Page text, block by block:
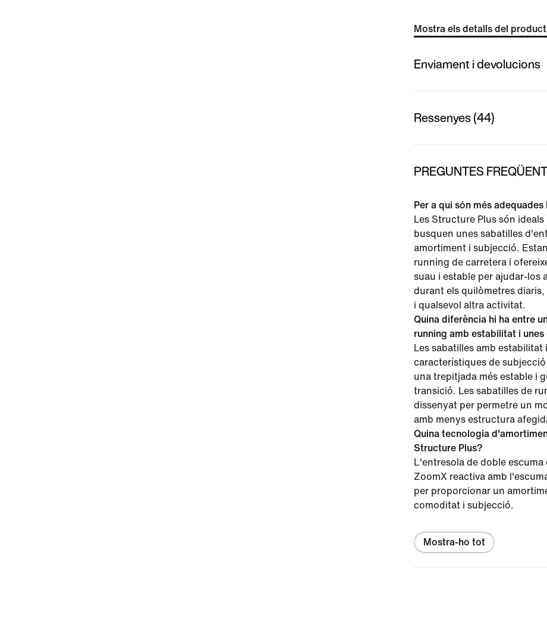
Mostra els detalls del
Enviament i devolucions
Ressenyes (44)
PREGUNTES
Per a qui són més
Les Structure Plus són
busquen unes sabatilles
amortiment i subjecció.
running de carretera i
suau i estable per ajudar-los
durant els quilòmetres diaris,
i qualsevol altra activitat.
Quina diferència hi ha entre
running amb estabilitat i unes
Les sabatilles amb estabilitat
característiques de
una trepitjada més estable i
transició. Les sabatilles de
dissenyat per permetre un
amb menys estructura
Quina tecnologia
Structure Plus?
L'entresola de doble
ZoomX reactiva amb
per proporcionar un
comoditat i subjecció.
Mostra-ho tot